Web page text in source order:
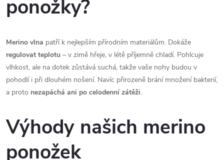
á
d
a
c
í
p
r
ponožky?
Merino vlna patří k nejlepším přírodním materiálům. Dokáže
regulovat teplotu – v zimě hřeje, v létě příjemně chladí. Pohlcuje
vlhkost, ale na dotek zůstává suchá, takže vaše nohy budou v
pohodlí i při dlouhém nošení. Navíc přirozeně brání množení bakterií,
a proto nezapáchá ani po celodenní zátěži.
Výhody našich merino
ponožek